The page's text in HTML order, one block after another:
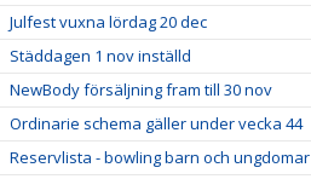
Julfest vuxna lördag 20 dec
Städdagen 1 nov inställd
NewBody försäljning fram till 30 nov
Ordinarie schema gäller under vecka 44
Reservlista - bowling barn och ungdomar